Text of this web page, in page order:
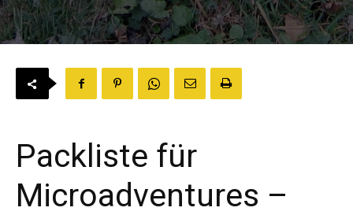
Packliste für
Microadventures –